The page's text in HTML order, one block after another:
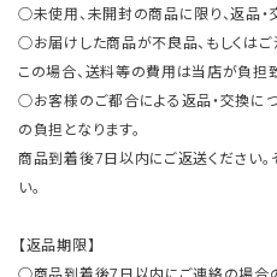
○未使用、未開封の商品に限り、返品・
○お届けした商品が不良品、もしくは
この場合、送料等の費用は当店が負担致
○お客様のご都合による返品・交換に
の負担となります。
商品到着後7日以内にご返送ください
い。
【返品期限】